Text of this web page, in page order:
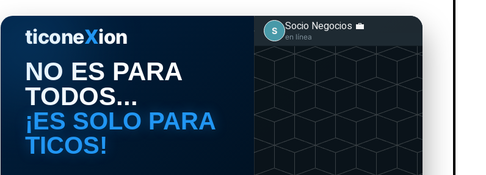
ticoneXion
NO ES PARA
TODOS...
¡ES SOLO PARA
TICOS!
S Socio Negocios 💼
escribiendo...
negocio?
05:19 PM